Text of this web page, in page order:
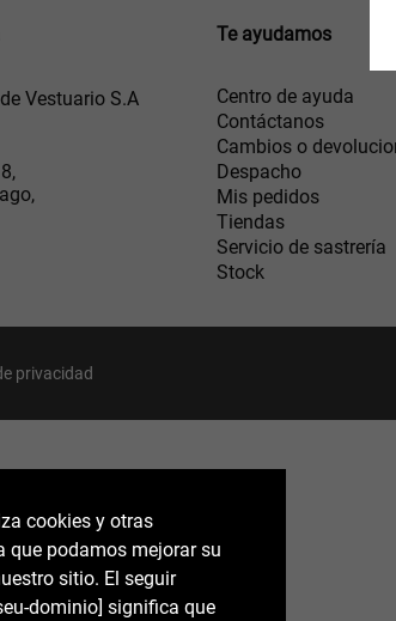
cookies y otras
que podamos mejorar su
sitio. El seguir
significa que estás
cookies y otras
que podamos mejorar su
sitio. El seguir
dominio] significa que
Vestuario S.A
Te ayudamos
Centro de ayuda
Contáctanos
Cambios o
Despacho
Mis pedidos
Tiendas
Servicio de sastrería
Stock
privacidad